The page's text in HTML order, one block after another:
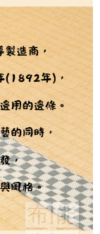
更正。
userRule
繫「AFTEE先享後付
home
後付」服務完成之交
關給付款項請求債
意方可使用
本公司不負相關責
戶狀況，依本公司即
本公司將視審查結果
現惡意使用之情形，
採取法律行動。